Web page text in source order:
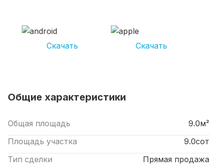
Скачать Скачать
Общие характеристики
Общая площадь
9.0м²
Площадь участка
9.0сот
Тип сделки
Прямая продажа